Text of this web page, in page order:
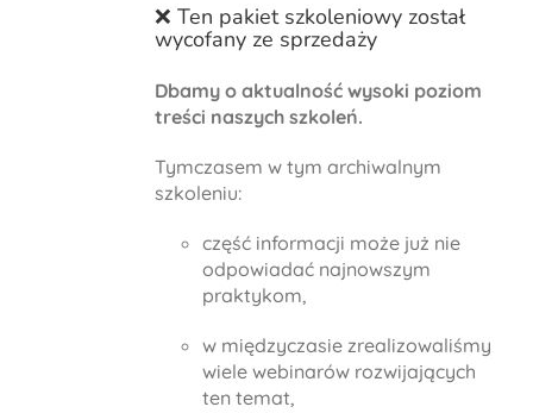
❌ Ten pakiet szkoleniowy został
wycofany ze sprzedaży
Dbamy o aktualność wysoki poziom
treści naszych szkoleń.
Tymczasem w tym archiwalnym
szkoleniu:
część informacji może już nie
odpowiadać najnowszym
praktykom,
w międzyczasie zrealizowaliśmy
wiele webinarów rozwijających
ten temat,